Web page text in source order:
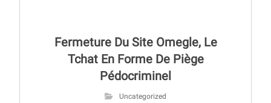
Fermeture Du Site Omegle, Le
Tchat En Forme De Piège
Pédocriminel
Uncategorized